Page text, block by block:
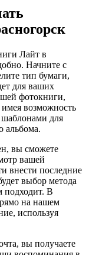
Лайт в
Начните с
тип бумаги,
для ваших
фотокниги,
возможность
для
альбома.
вы сможете
вашей
внести последние
выбор метода
подходит. В
на нашем
используя
вы получаете